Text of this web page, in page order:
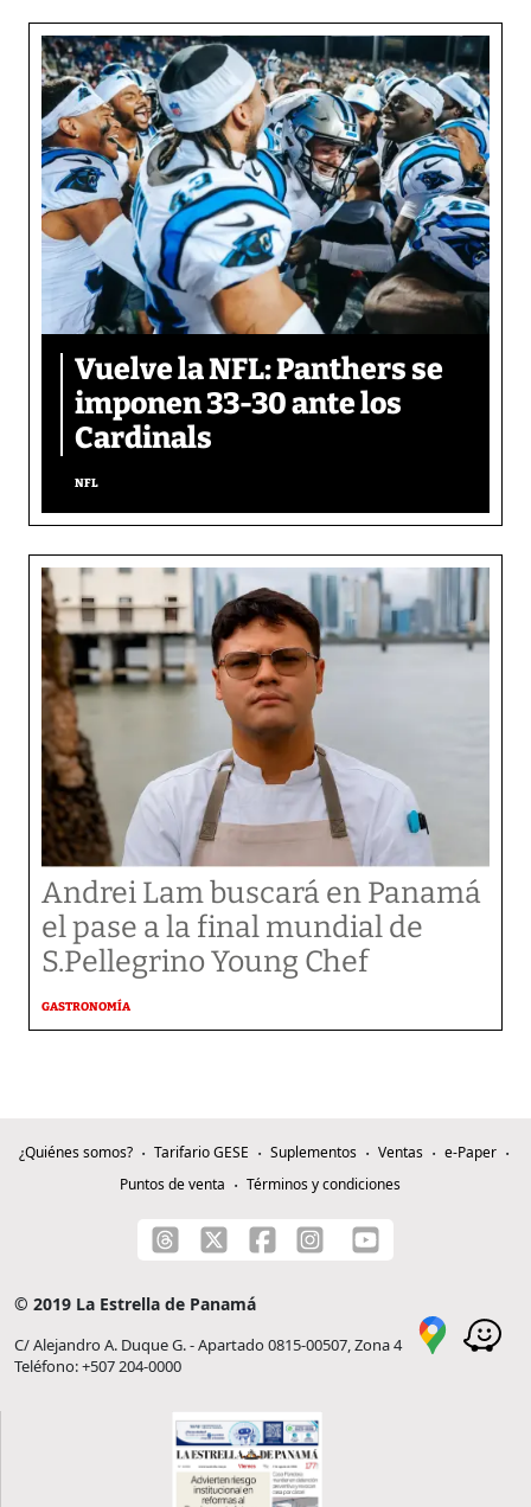
Vuelve la NFL: Panthers se
imponen 33-30 ante los
Cardinals
NFL
Andrei Lam buscará en Panamá
el pase a la final mundial de
S.Pellegrino Young Chef
GASTRONOMÍA
¿Quiénes somos? Tarifario GESE Suplementos Ventas
e-Paper
Puntos de venta
Términos y condiciones
© 2019 La Estrella de Panamá
C/ Alejandro A. Duque G. - Apartado 0815-00507, Zona 4
Teléfono: +507 204-0000